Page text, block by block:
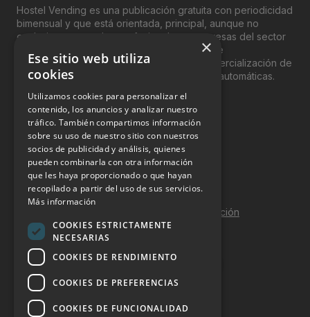
Hostel Vending es una publicación gratuita con periodicidad
bimensual y que está orientada, principal, aunque no
exclusivamente, a los profesionales y empresas del sector
del “Vending”; nombre con el que se conoce
genéricamente entre profesionales a la comercialización de
productos y servicios a través de máquinas automáticas.
INFORMACIÓN LEGAL
Aviso Legal
Política de Privacidad
Política de Cookies
Política de calidad y seguridad de la información
Contacto
DOSSIER Y CONTRATACIÓN
×
Ese sitio web utiliza
cookies
Utilizamos cookies para personalizar el
contenido, los anuncios y analizar nuestro
tráfico. También compartimos información
sobre su uso de nuestro sitio con nuestros
socios de publicidad y análisis, quienes
pueden combinarla con otra información
que les haya proporcionado o que hayan
recopilado a partir del uso de sus servicios.
Más información
COOKIES ESTRICTAMENTE
NECESARIAS
COOKIES DE RENDIMIENTO
COOKIES DE PREFERENCIAS
COOKIES DE FUNCIONALIDAD